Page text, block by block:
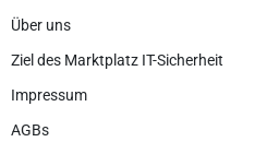
Über uns
Ziel des Marktplatz IT-Sicherheit
Impressum
AGBs